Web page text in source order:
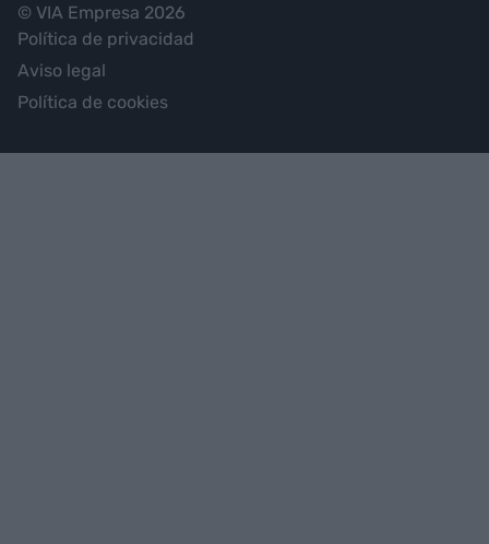
© VIA Empresa 2026
Política de privacidad
Aviso legal
Política de cookies